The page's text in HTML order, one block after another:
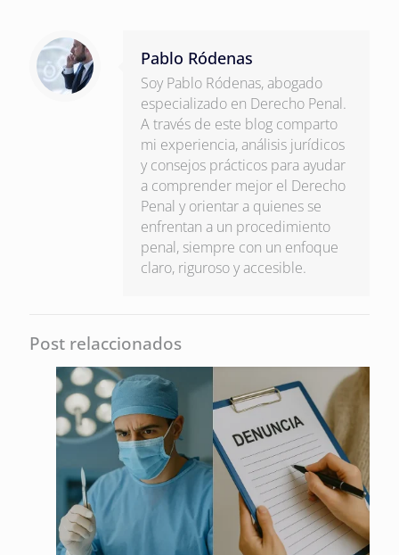
Pablo Ródenas
Soy Pablo Ródenas, abogado
especializado en Derecho Penal.
A través de este blog comparto
mi experiencia, análisis jurídicos
y consejos prácticos para ayudar
a comprender mejor el Derecho
Penal y orientar a quienes se
enfrentan a un procedimiento
penal, siempre con un enfoque
claro, riguroso y accesible.
Post relaccionados